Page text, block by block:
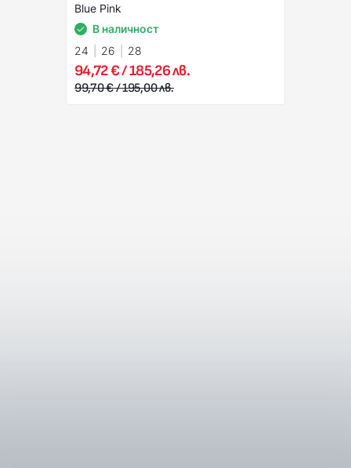
Blue Pink
В наличност
24
26 28
94,72 € / 185,26 лв.
99,70 € / 195,00 лв.